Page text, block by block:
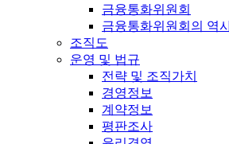
금융통화위원회
금융통화위원회의 역
조직도
운영 및 법규
전략 및 조직가치
경영정보
계약정보
평판조사